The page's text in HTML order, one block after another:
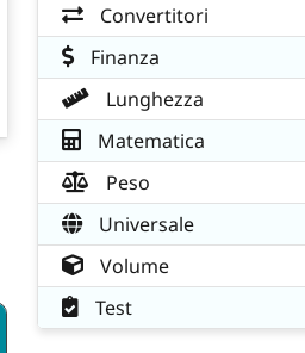
Convertitori
Finanza
Lunghezza
Matematica
Peso
Universale
Volume
Test